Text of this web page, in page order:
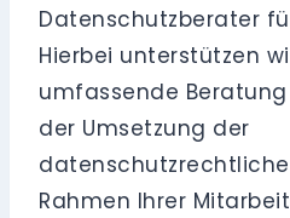
Datenschutzberater
Hierbei unterstützen
umfassende
der Umsetzung der
Rahmen Ihrer